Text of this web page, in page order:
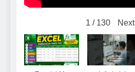
1 / 130 Next